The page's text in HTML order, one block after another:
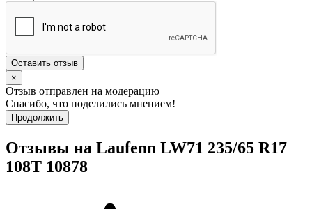
Оставить отзыв
×
Отзыв отправлен на модерацию
Спасибо, что поделились мнением!
Продолжить
Отзывы на Laufenn LW71 235/65 R17
108T 10878